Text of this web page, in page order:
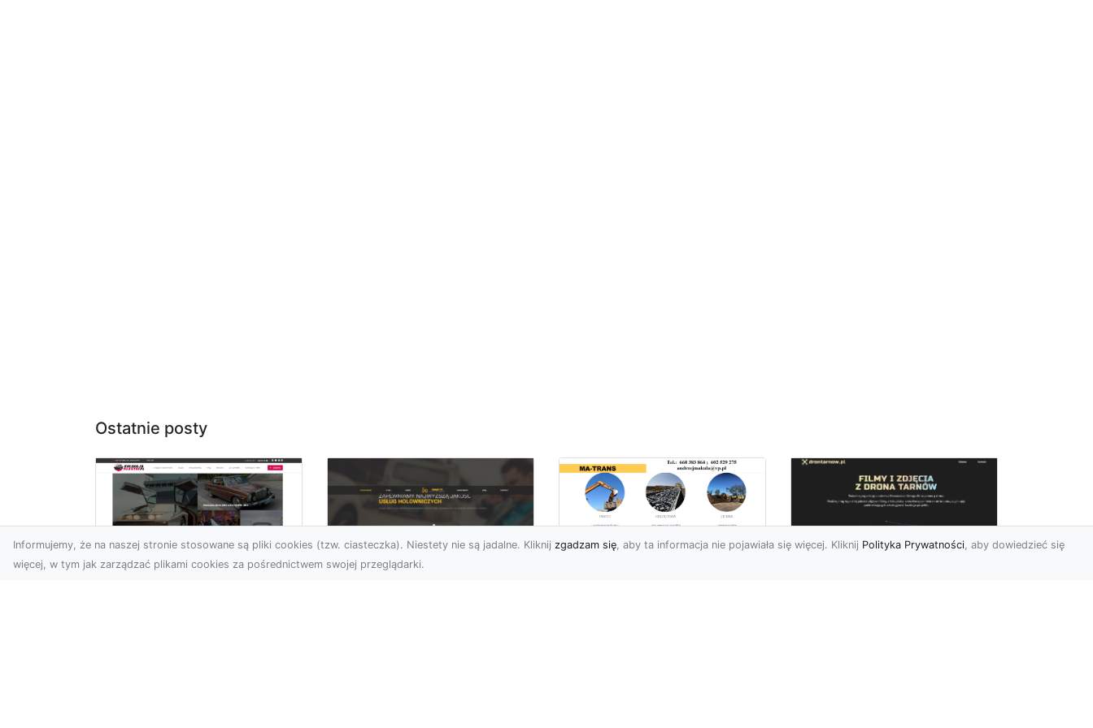
Ostatnie posty
Informujemy, że na naszej stronie stosowane są pliki cookies (tzw. ciasteczka). Niestety nie są jadalne. Kliknij zgadzam się, aby ta informacja nie pojawiała się więcej. Kliknij Polityka Prywatności, aby dowiedzieć się
więcej, w tym jak zarządzać plikami cookies za pośrednictwem swojej przeglądarki.